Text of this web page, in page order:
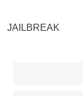
JAILBREAK